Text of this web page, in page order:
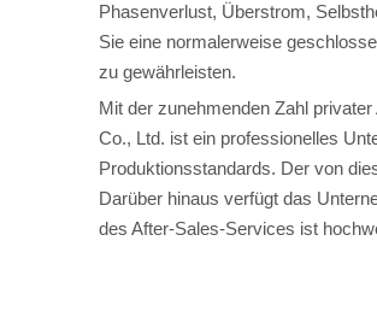
Phasenverlust, Überstrom,
Sie eine normalerweise
zu gewährleisten.
Mit der zunehmenden Zahl
Co., Ltd. ist ein professionelles
Produktionsstandards. Der von
Darüber hinaus verfügt das
des After-Sales-Services ist